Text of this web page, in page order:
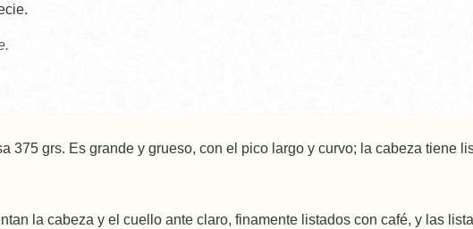
375 grs. Es grande y grueso, con el pico largo y curvo; la cabeza tiene
la cabeza y el cuello ante claro, finamente listados con café, y las